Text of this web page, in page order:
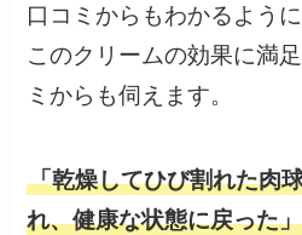
口コミからもわかるよう
このクリームの効果に満
ミからも伺えます。
「乾燥してひび割れた肉
れ、健康な状態に戻った